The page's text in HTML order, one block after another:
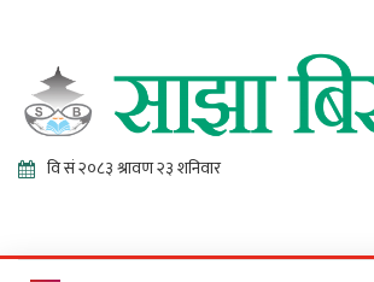
Sajha
Online News Portal